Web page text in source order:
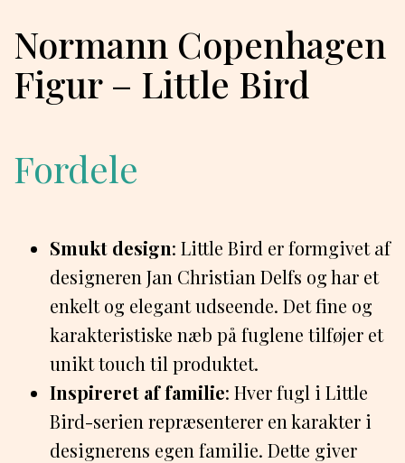
Normann Copenhagen
Figur – Little Bird
Fordele
Smukt design: Little Bird er formgivet af
designeren Jan Christian Delfs og har et
enkelt og elegant udseende. Det fine og
karakteristiske næb på fuglene tilføjer et
unikt touch til produktet.
Inspireret af familie: Hver fugl i Little
Bird-serien repræsenterer en karakter i
designerens egen familie. Dette giver